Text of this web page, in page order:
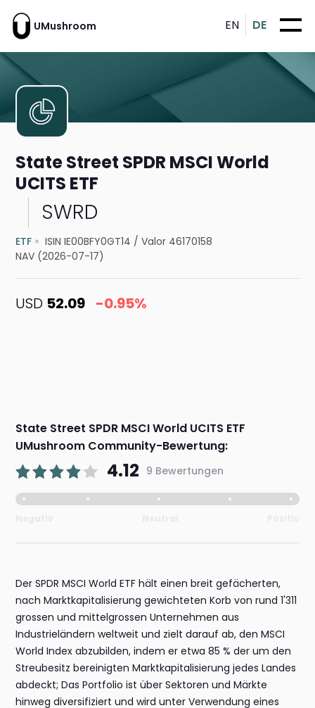
UMushroom EN DE
State Street SPDR MSCI World
UCITS ETF
SWRD
ETF ISIN IE00BFY0GT14 /Valor 46170158
NAV (2026-07-17)
USD 52.09 -0.95%
State Street SPDR MSCI World UCITS ETF
UMushroom Community-Bewertung:
4.12 9 Bewertungen
Der SPDR MSCI World ETF hält einen breit gefächerten,
nach Marktkapitalisierung gewichteten Korb von rund 1'311
grossen und mittelgrossen Unternehmen aus
Industrieländern weltweit und zielt darauf ab, den MSCI
World Index abzubilden, indem er etwa 85 % der um den
Streubesitz bereinigten Marktkapitalisierung jedes Landes
abdeckt; Das Portfolio ist über Sektoren und Märkte
hinweg diversifiziert und wird unter Verwendung eines